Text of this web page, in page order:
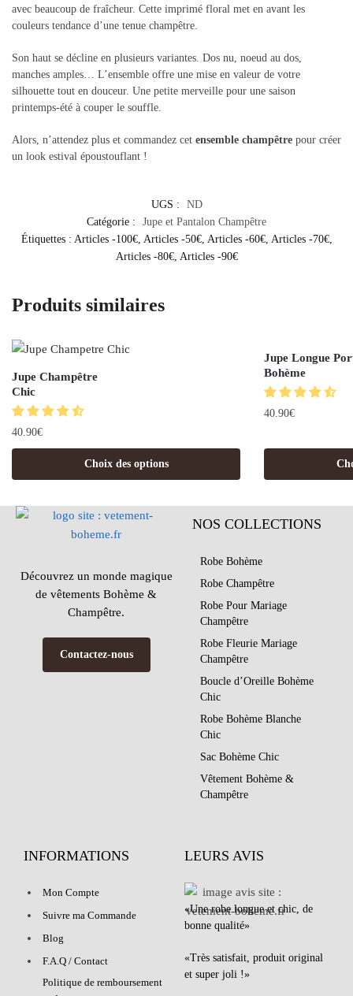
avec beaucoup de fraîcheur. Cette imprimé floral met en avant les
couleurs tendance d’une tenue champêtre.
Son haut se décline en plusieurs variantes. Dos nu, noeud au dos,
manches amples… L’ensemble offre une mise en valeur de votre
silhouette tout en douceur. Une petite merveille pour une saison
printemps-été à couper le souffle.
Alors, n’attendez plus et commandez cet ensemble champêtre pour créer
un look estival époustouflant !
UGS :
ND
Catégorie :
Jupe et Pantalon Champêtre
Étiquettes : Articles -100€, Articles -50€, Articles -60€, Articles -70€,
Articles -80€, Articles -90€
Produits similaires
Jupe Champêtre
Chic
40.90€
Choix des options
Jupe Longue
Bohème
40.90€
Découvrez un monde magique
de vêtements Bohème &
Champêtre.
Contactez-nous
NOS COLLECTIONS
Robe Bohème
Robe Champêtre
Robe Pour Mariage
Champêtre
Robe Fleurie Mariage
Champêtre
Boucle d’Oreille Bohème
Chic
Robe Bohème Blanche
Chic
Sac Bohème Chic
Vêtement Bohème &
Champêtre
INFORMATIONS
Mon Compte
Suivre ma Commande
Blog
F.A.Q / Contact
Politique de remboursement
LEURS AVIS
«Une robe longue et chic, de
bonne qualité»
«Très satisfait, produit original
et super joli !»